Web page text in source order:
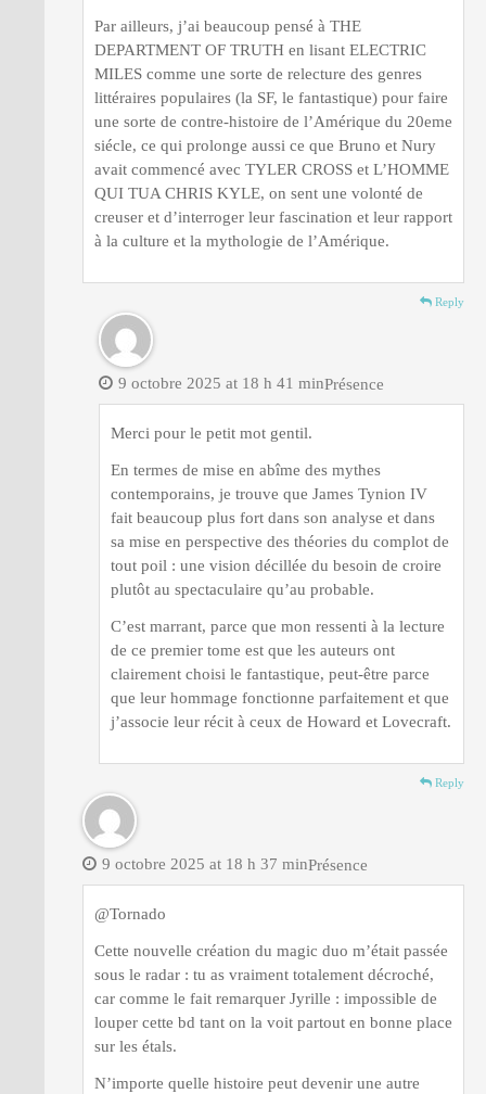
Par ailleurs, j’ai beaucoup pensé à THE
DEPARTMENT OF TRUTH en lisant ELECTRIC
MILES comme une sorte de relecture des genres
littéraires populaires (la SF, le fantastique) pour faire
une sorte de contre-histoire de l’Amérique du 20eme
siécle, ce qui prolonge aussi ce que Bruno et Nury
avait commencé avec TYLER CROSS et L’HOMME
QUI TUA CHRIS KYLE, on sent une volonté de
creuser et d’interroger leur fascination et leur rapport
à la culture et la mythologie de l’Amérique.
Reply
Présence
9 octobre 2025 at 18 h 41 min
Merci pour le petit mot gentil.
En termes de mise en abîme des mythes
contemporains, je trouve que James Tynion IV
fait beaucoup plus fort dans son analyse et dans
sa mise en perspective des théories du complot de
tout poil : une vision décillée du besoin de croire
plutôt au spectaculaire qu’au probable.
C’est marrant, parce que mon ressenti à la lecture
de ce premier tome est que les auteurs ont
clairement choisi le fantastique, peut-être parce
que leur hommage fonctionne parfaitement et que
j’associe leur récit à ceux de Howard et Lovecraft.
Reply
Présence
9 octobre 2025 at 18 h 37 min
@Tornado
Cette nouvelle création du magic duo m’était passée
sous le radar : tu as vraiment totalement décroché,
car comme le fait remarquer Jyrille : impossible de
louper cette bd tant on la voit partout en bonne place
sur les étals.
N’importe quelle histoire peut devenir une autre